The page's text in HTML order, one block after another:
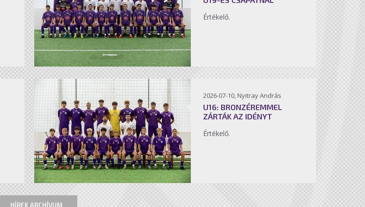
Értékelő.
2026-07-10, Nyitray András
U16: BRONZÉREMMEL
ZÁRTÁK AZ IDÉNYT
Értékelő.
HÍREK ARCHÍVUM